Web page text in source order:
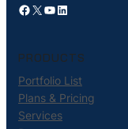
Facebook X YouTube LinkedIn
PRODUCTS
Portfolio List
Plans & Pricing
Services